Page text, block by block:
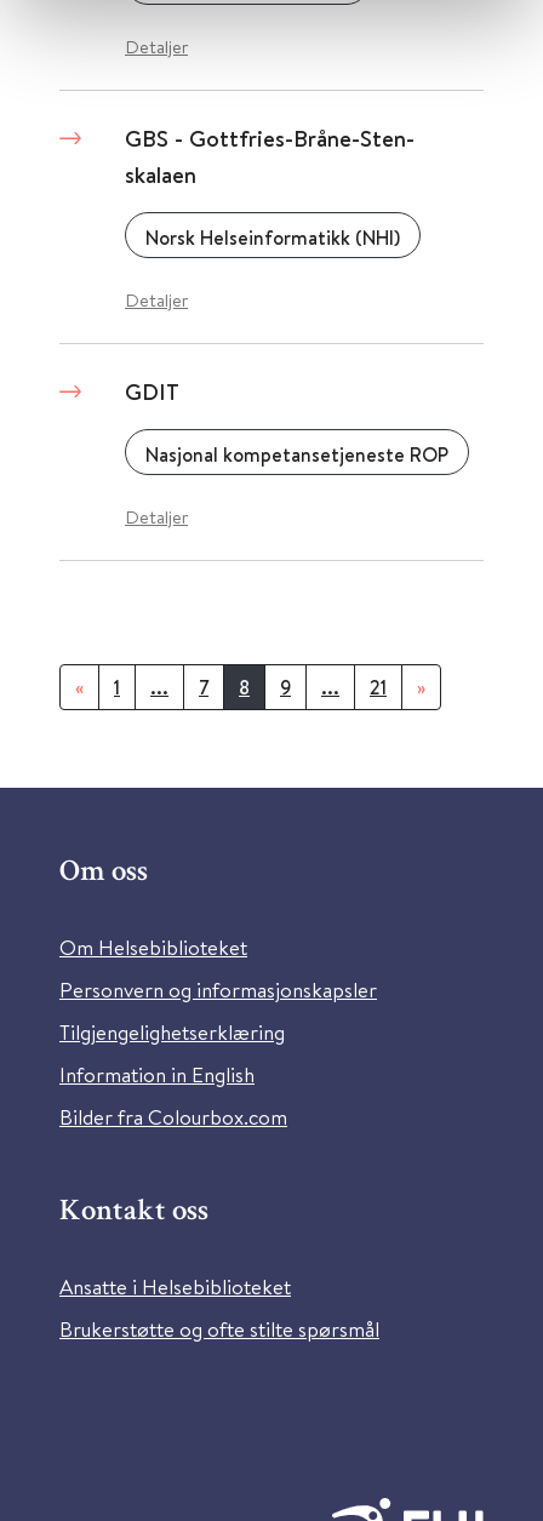
Detaljer
GBS - Gottfries-Bråne-Sten-
skalaen
Norsk Helseinformatikk (NHI)
Detaljer
GDIT
Nasjonal kompetansetjeneste ROP
Detaljer
« 1 ... 7 8 9 ... 21 »
Om oss
Om Helsebiblioteket
Personvern og informasjonskapsler
Tilgjengelighetserklæring
Information in English
Bilder fra Colourbox.com
Kontakt oss
Ansatte i Helsebiblioteket
Brukerstøtte og ofte stilte spørsmål